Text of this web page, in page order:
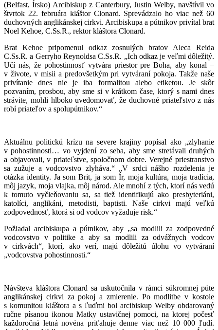
(Belfast, Írsko) Arcibiskup z Canterbury, Justin Welby, navštívil vo
štvrtok 22. februára kláštor Clonard. Sprevádzalo ho viac než 60
duchovných anglikánskej cirkvi. Arcibiskupa a pútnikov privítal brat
Noel Kehoe, C.Ss.R., rektor kláštora Clonard.
Brat Kehoe pripomenul odkaz zosnulých bratov Aleca Reida
C.Ss.R. a Gerryho Reynoldsa C.Ss.R. „Ich odkaz je veľmi dôležitý.
Učí nás, že pohostinnosť vytvára priestor pre Boha, aby konal –
v živote, v misii a predovšetkým pri vytváraní pokoja. Takže naše
privítanie dnes nie je iba formalitou alebo etiketou. Je skôr
pozvaním, prosbou, aby sme si v krátkom čase, ktorý s nami dnes
strávite, mohli hlboko uvedomovať, že duchovné priateľstvo z nás
robí priateľov a spolupútnikov.“
Aktuálnu politickú krízu na severe krajiny popísal ako „zlyhanie
v pohostinnosti… vo vyjdení zo seba, aby sme stretávali druhých
a objavovali, v priateľstve, spoločnom dobre. Verejné priestranstvo
sa zužuje a vodcovstvo zlyháva.“ „V srdci nášho rozdelenia je
otázka identity. Ja som Brit, ja som Ír, moja kultúra, moja tradícia,
môj jazyk, moja vlajka, môj národ. Ale mnohí z tých, ktorí nás vedú
k tomuto vyčleňovaniu sa, sa tiež identifikujú ako presbyteriáni,
katolíci, anglikáni, metodisti, baptisti. Naše cirkvi majú veľkú
zodpovednosť, ktorá si od vodcov vyžaduje risk.“
Požiadal arcibiskupa a pútnikov, aby „sa modlili za zodpovedné
vodcovstvo v politike a aby sa modlili za odvážnych vodcov
v cirkvách“, ktorí, ako verí, majú dôležitú úlohu vo vytváraní
„vodcovstva pohostinnosti.“
Návšteva kláštora Clonard sa uskutočnila v rámci súkromnej púte
anglikánskej cirkvi za pokoj a zmierenie. Po modlitbe v kostole
s komunitou kláštora a s ľuďmi bol arcibiskup Welby obdarovaný
ručne písanou ikonou Matky ustavičnej pomoci, na ktorej počesť
každoročná letná novéna priťahuje denne viac než 10 000 ľudí.